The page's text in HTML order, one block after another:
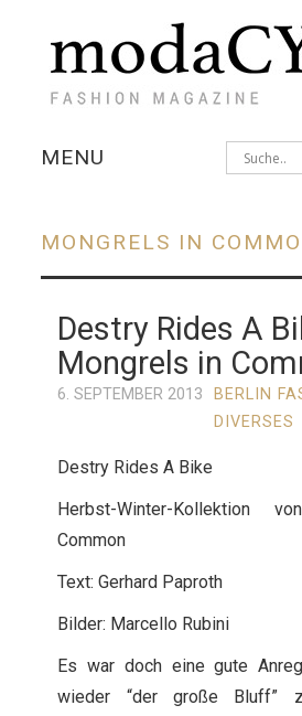
MENU
FOTOSTRECKEN
INTERVIEWS
MONGRELS IN
Destry Rides A
Mongrels in
6. SEPTEMBER 2013 BERLIN
DIVERSES
Destry Rides A Bike
Herbst-Winter-Kollektion
Common
Text: Gerhard Paproth
Bilder: Marcello Rubini
Es war doch eine gute
wieder “der große Bluff”